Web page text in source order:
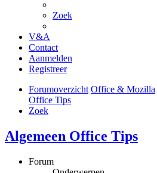
Zoek
V&A
Contact
Aanmelden
Registreer
Forumoverzicht Office & Mozilla
Office Tips
Zoek
Algemeen Office Tips
Forum